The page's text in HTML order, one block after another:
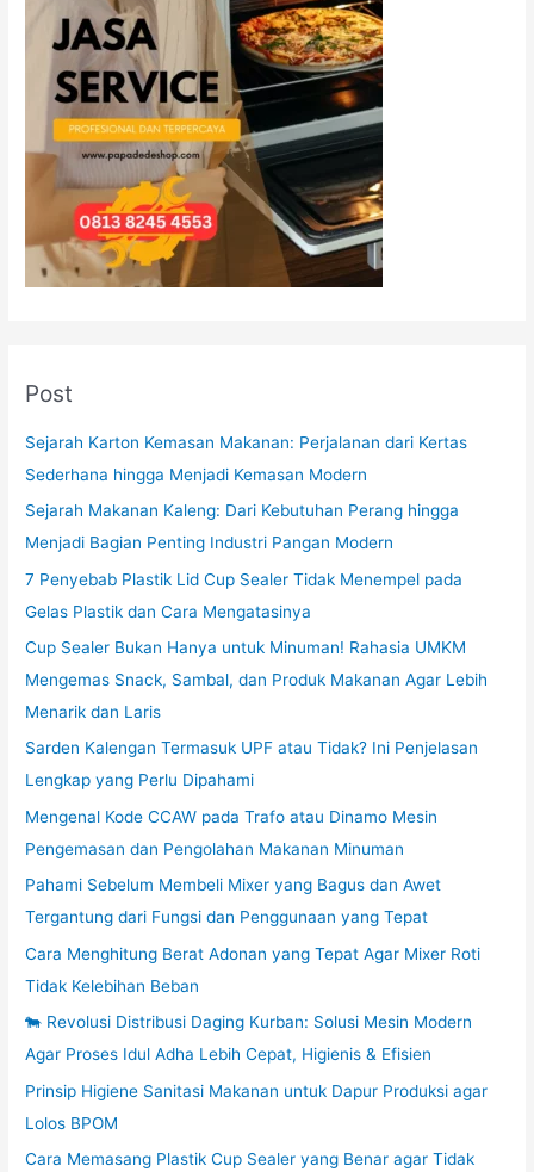
Post
Sejarah Karton Kemasan Makanan: Perjalanan dari Kertas
Sederhana hingga Menjadi Kemasan Modern
Sejarah Makanan Kaleng: Dari Kebutuhan Perang hingga
Menjadi Bagian Penting Industri Pangan Modern
7 Penyebab Plastik Lid Cup Sealer Tidak Menempel pada
Gelas Plastik dan Cara Mengatasinya
Cup Sealer Bukan Hanya untuk Minuman! Rahasia UMKM
Mengemas Snack, Sambal, dan Produk Makanan Agar Lebih
Menarik dan Laris
Sarden Kalengan Termasuk UPF atau Tidak? Ini Penjelasan
Lengkap yang Perlu Dipahami
Mengenal Kode CCAW pada Trafo atau Dinamo Mesin
Pengemasan dan Pengolahan Makanan Minuman
Pahami Sebelum Membeli Mixer yang Bagus dan Awet
Tergantung dari Fungsi dan Penggunaan yang Tepat
Cara Menghitung Berat Adonan yang Tepat Agar Mixer Roti
Tidak Kelebihan Beban
🐄 Revolusi Distribusi Daging Kurban: Solusi Mesin Modern
Agar Proses Idul Adha Lebih Cepat, Higienis & Efisien
Prinsip Higiene Sanitasi Makanan untuk Dapur Produksi agar
Lolos BPOM
Cara Memasang Plastik Cup Sealer yang Benar agar Tidak